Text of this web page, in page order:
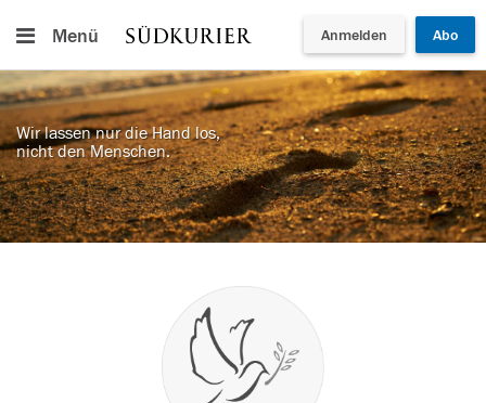
Menü Anmelden Abo
Wir lassen nur die Hand los,
nicht den Menschen.